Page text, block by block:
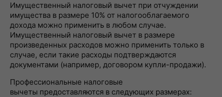
Имущественный налоговый вычет при отчуждении
имущества в размере 10% от налогооблагаемого
дохода можно применить в любом случае.
Имущественный налоговый вычет в размере
произведенных расходов можно применить только в
случае, если такие расходы подтверждаются
документами (например, договором купли-продажи).
Профессиональные налоговые
вычеты предоставляются в следующих размерах: